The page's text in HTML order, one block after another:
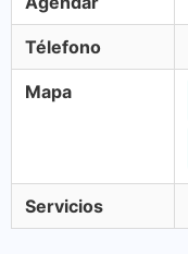
Télefono
Mapa
Servicios